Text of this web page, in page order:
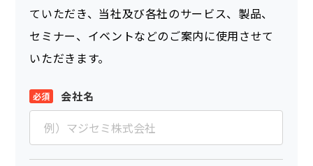
ていただき、当社及び各社のサービス、製品、
セミナー、イベントなどのご案内に使用させて
いただきます。
会社名